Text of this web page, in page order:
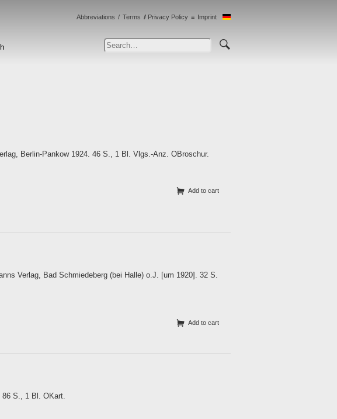
Abbreviations Terms Privacy Policy Imprint
Berlin-Pankow 1924. 46 S., 1 Bl. Vlgs.-Anz. OBroschur.
Add to cart
Verlag, Bad Schmiedeberg (bei Halle) o.J. [um 1920]. 32 S.
Add to cart
86 S., 1 Bl. OKart.